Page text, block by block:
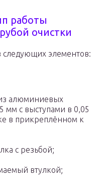
работы
очистки
следующих элементов:
алюминиевых
мм с выступами в 0,05
в прикреплённом к
с резьбой;
втулкой;